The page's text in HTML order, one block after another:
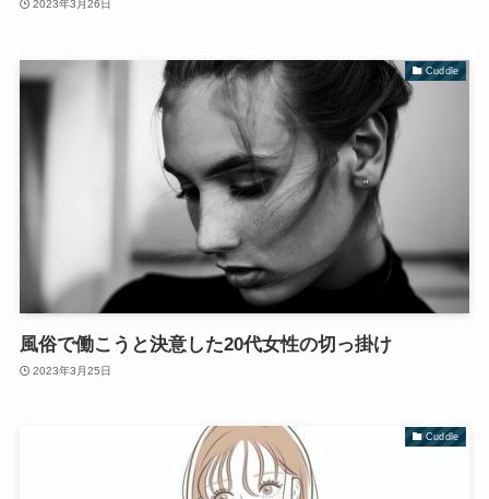
2023年3月26日
Cuddle
風俗で働こうと決意した20代女性の切っ掛け
2023年3月25日
Cuddle